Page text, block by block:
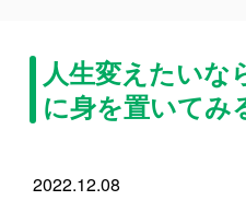
人生変えたいな
に身を置いてみ
2022.12.08